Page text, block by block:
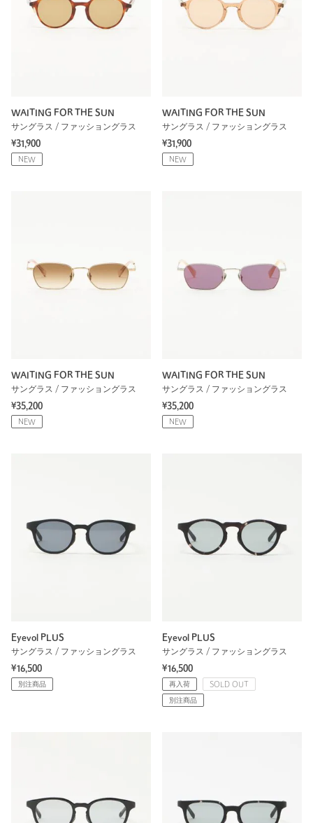
WAITING FOR THE SUN
サングラス / ファッショングラス
¥31,900
NEW
WAITING FOR THE SUN
サングラス / ファッショングラス
¥31,900
NEW
WAITING FOR THE SUN
サングラス / ファッショングラス
¥35,200
NEW
WAITING FOR THE SUN
サングラス / ファッショングラス
¥35,200
NEW
Eyevol PLUS
サングラス / ファッショングラス
¥16,500
別注商品
Eyevol PLUS
サングラス / ファッショングラス
¥16,500
再入荷 SOLD OUT
別注商品